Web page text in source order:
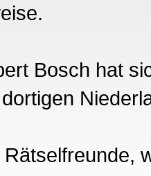
Bosch hat